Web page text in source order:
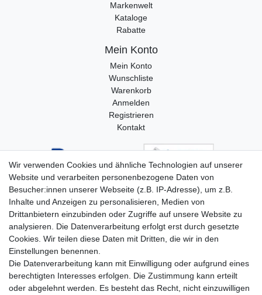
Markenwelt
Kataloge
Rabatte
Mein Konto
Mein Konto
Wunschliste
Warenkorb
Anmelden
Registrieren
Kontakt
Wir verwenden Cookies und ähnliche Technologien auf unserer
Website und verarbeiten personenbezogene Daten von
Besucher:innen unserer Webseite (z.B. IP-Adresse), um z.B.
Inhalte und Anzeigen zu personalisieren, Medien von
Drittanbietern einzubinden oder Zugriffe auf unsere Website zu
analysieren. Die Datenverarbeitung erfolgt erst durch gesetzte
Cookies. Wir teilen diese Daten mit Dritten, die wir in den
Einstellungen benennen.
Die Datenverarbeitung kann mit Einwilligung oder aufgrund eines
berechtigten Interesses erfolgen. Die Zustimmung kann erteilt
oder abgelehnt werden. Es besteht das Recht, nicht einzuwilligen